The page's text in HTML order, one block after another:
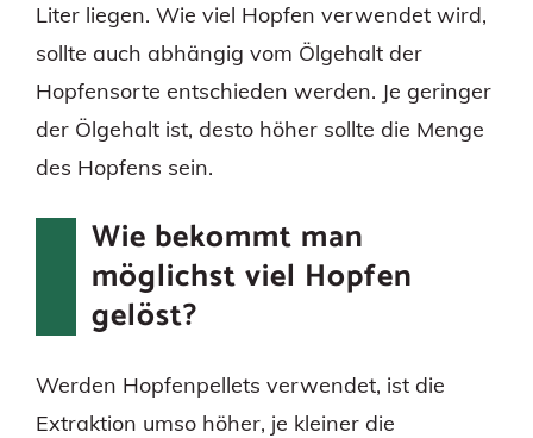
Liter liegen. Wie viel Hopfen verwendet wird,
sollte auch abhängig vom Ölgehalt der
Hopfensorte entschieden werden. Je geringer
der Ölgehalt ist, desto höher sollte die Menge
des Hopfens sein.
Wie bekommt man
möglichst viel Hopfen
gelöst?
Werden Hopfenpellets verwendet, ist die
Extraktion umso höher, je kleiner die